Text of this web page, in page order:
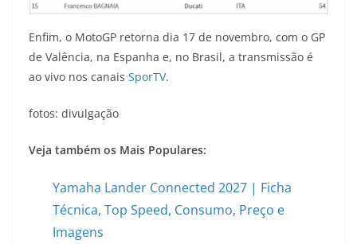
Enfim, o MotoGP retorna dia 17 de novembro, com o GP
de Valência, na Espanha e, no Brasil, a transmissão é
ao vivo nos canais SporTV.
fotos: divulgação
Veja também os Mais Populares:
Yamaha Lander Connected 2027 | Ficha
Técnica, Top Speed, Consumo, Preço e
Imagens